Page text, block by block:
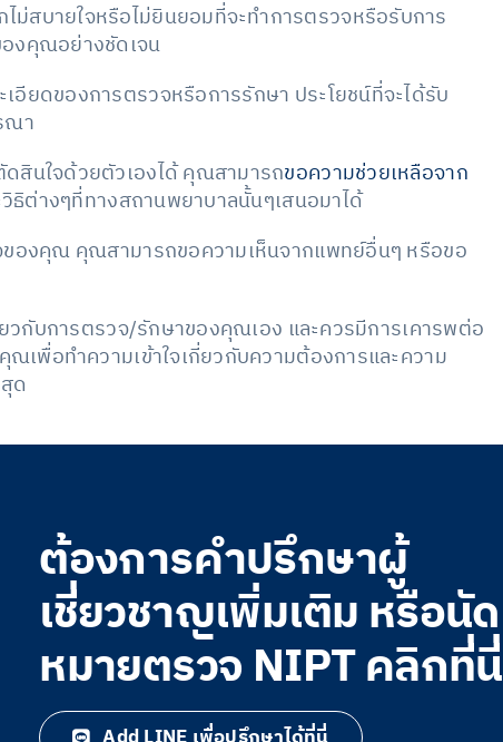
สบายใจหรือไม่ยินยอมที่จะทำการตรวจหรือรับการ
งคุณอย่างชัดเจน
ยดของการตรวจหรือการรักษา ประโยชน์ที่จะได้รับ
ณา
สินใจด้วยตัวเองได้ คุณสามารถขอความช่วยเหลือจาก
ธิต่างๆที่ทางสถานพยาบาลนั้นๆเสนอมาได้
ของคุณ คุณสามารถขอความเห็นจากแพทย์อื่นๆ หรือขอ
กับการตรวจ/รักษาของคุณเอง และควรมีการเคารพต่อ
พื่อทำความเข้าใจเกี่ยวกับความต้องการและความ
ด
ต้องการคำปรึกษาผู้
เชี่ยวชาญเพิ่มเติม หรือนัด
หมายตรวจ NIPT คลิกที่นี่